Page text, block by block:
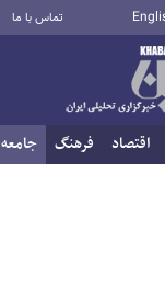
تماس با ما
اقتصاد فرهنگ جامعه